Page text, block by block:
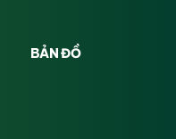
BẢN ĐỒ